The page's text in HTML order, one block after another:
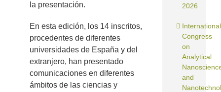
la presentación.
En esta edición, los 14 inscritos,
procedentes de diferentes
universidades de España y del
extranjero, han presentado
comunicaciones en diferentes
ámbitos de las ciencias y
2026
International
Congress
on
Analytical
and